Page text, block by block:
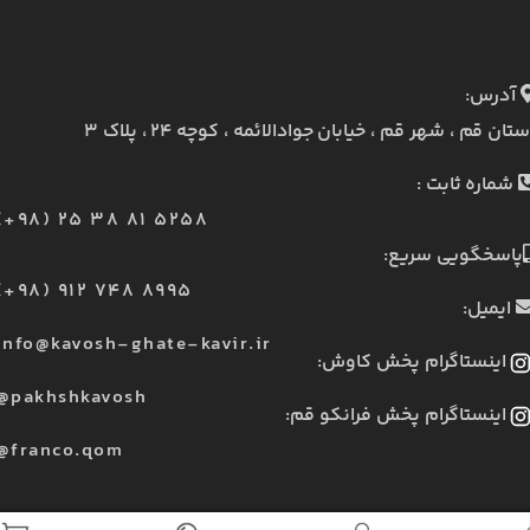
آدرس:
قم ، شهر قم ، خیابان جوادالائمه ، کوچه ۲۴ ، پلاک ۳
شماره ثابت :
25 38 81 5258
پاسخگویی سریع:
912 748 8995
ایمیل:
ghate-kavir.ir
اینستاگرام پخش کاوش:
اینستاگرام پخش فرانکو قم: